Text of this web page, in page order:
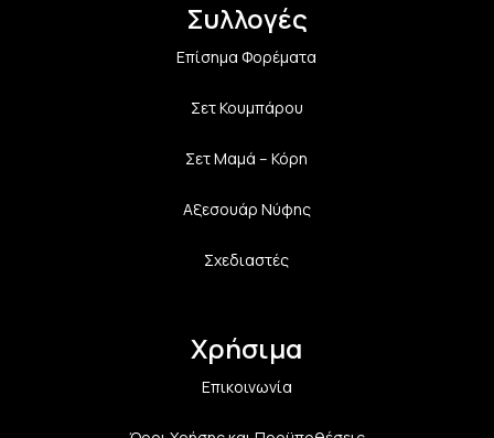
Συλλογές
Επίσημα Φορέματα
Σετ Κουμπάρου
Σετ Μαμά – Κόρη
Αξεσουάρ Νύφης
Σχεδιαστές
Χρήσιμα
Επικοινωνία